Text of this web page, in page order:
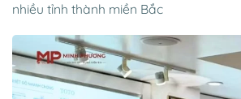
nhiều tỉnh thành miền Bắc